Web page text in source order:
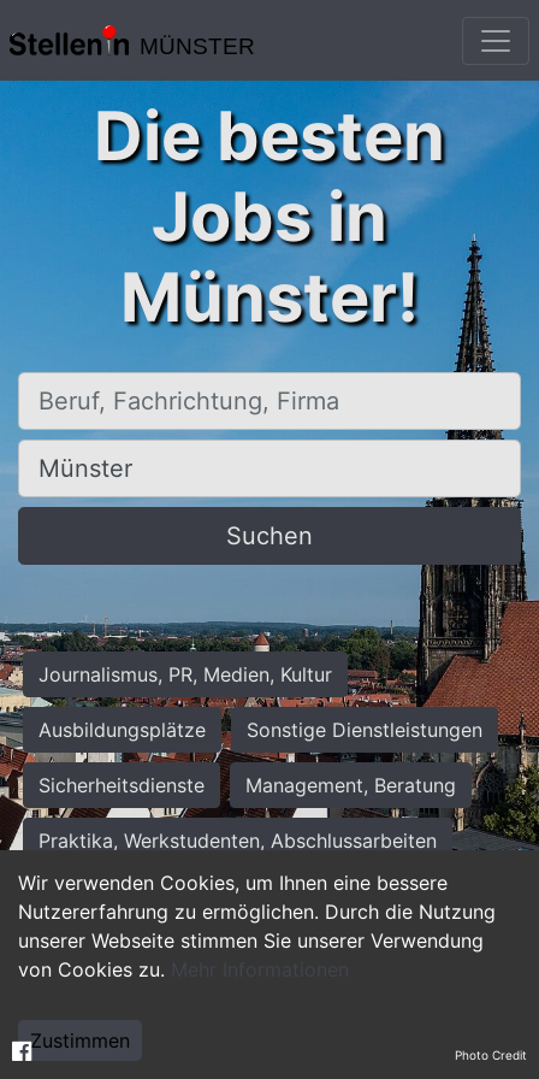
MÜNSTER
Wir verwenden Cookies, um Ihnen eine bessere
Nutzererfahrung zu ermöglichen. Durch die Nutzung
unserer Webseite stimmen Sie unserer Verwendung
von Cookies zu. Mehr Informationen
Zustimmen
Die besten
Jobs in
Münster!
Beruf, Fachrichtung, Firma
Ort, Stadt
Suchen
Journalismus, PR, Medien, Kultur
Ausbildungsplätze Sonstige Dienstleistungen
Sicherheitsdienste Management, Beratung
Praktika, Werkstudenten, Abschlussarbeiten
Personalwesen Assistenz, Sekretariat
Hilfskräfte, Aushilfs- und Nebenjobs
Weiterbildung, Studium, duale Ausbildung Photo Credit